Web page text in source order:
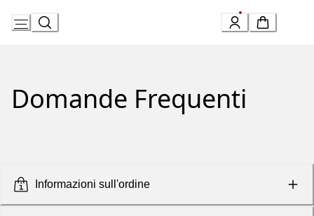
Domande Frequenti
Informazioni sull'ordine